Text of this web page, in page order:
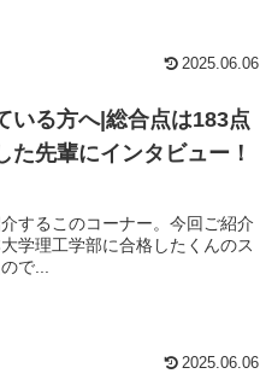
2025.06.06
いる方へ|総合点は183点
先輩にインタビュー！
するこのコーナー。今回ご紹介
学理工学部に合格したくんのス
で...
2025.06.06